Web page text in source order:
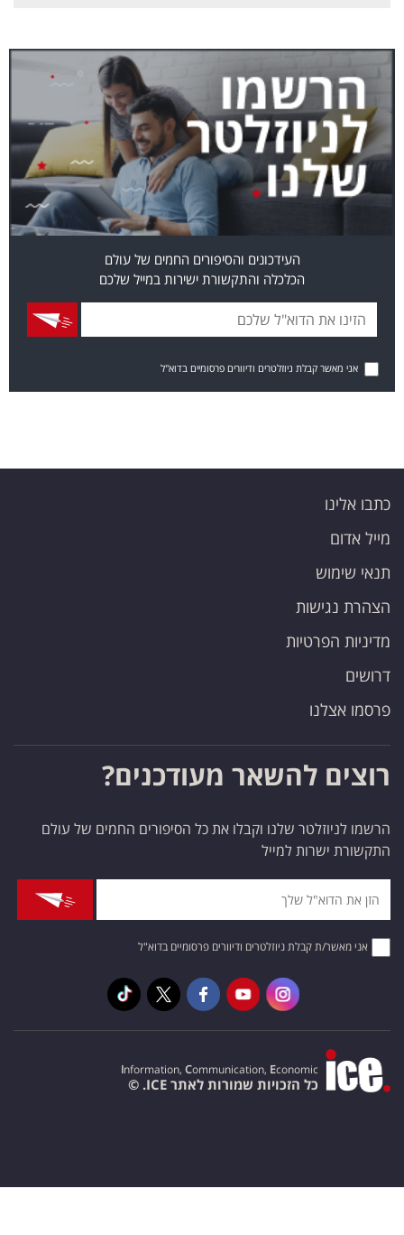
העידכונים והסיפורים החמים של עולם
הכלכלה והתקשורת ישירות במייל שלכם
אני מאשר קבלת ניוזלטרים ודיוורים פרסומיים בדוא"ל
כתבו אלינו
מייל אדום
תנאי שימוש
הצהרת נגישות
מדיניות הפרטיות
דרושים
פרסמו אצלנו
רוצים להשאר מעודכנים?
הרשמו לניוזלטר שלנו וקבלו את כל הסיפורים החמים של עולם
התקשורת ישרות למייל
אני מאשר/ת קבלת ניוזלטרים ודיוורים פרסומיים בדוא"ל
Information, Communication, Economic
כל הזכויות שמורות לאתר ICE. ©